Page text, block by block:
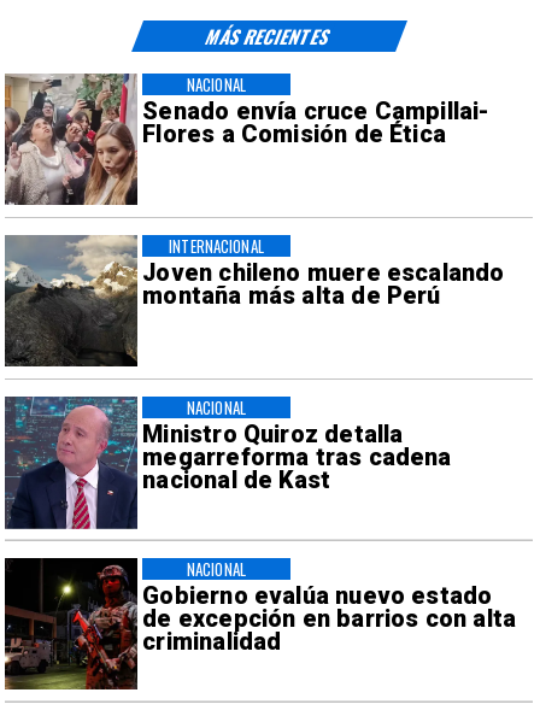
Senado envía cruce Campillai-
Flores a Comisión de Ética
NACIONAL
Joven chileno muere escalando
montaña más alta de Perú
INTERNACIONAL
Ministro Quiroz detalla
megarreforma tras cadena
nacional de Kast
NACIONAL
Gobierno evalúa nuevo estado
de excepción en barrios con alta
criminalidad
NACIONAL
MÁS RECIENTES